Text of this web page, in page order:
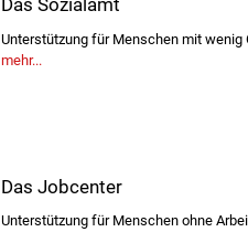
Das Sozialamt
Unterstützung für Menschen mit wenig
mehr...
Das Jobcenter
Unterstützung für Menschen ohne